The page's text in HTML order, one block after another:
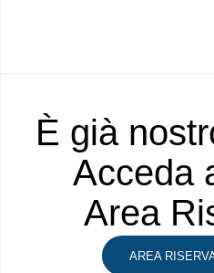
È già
Acceda
Area
AREA